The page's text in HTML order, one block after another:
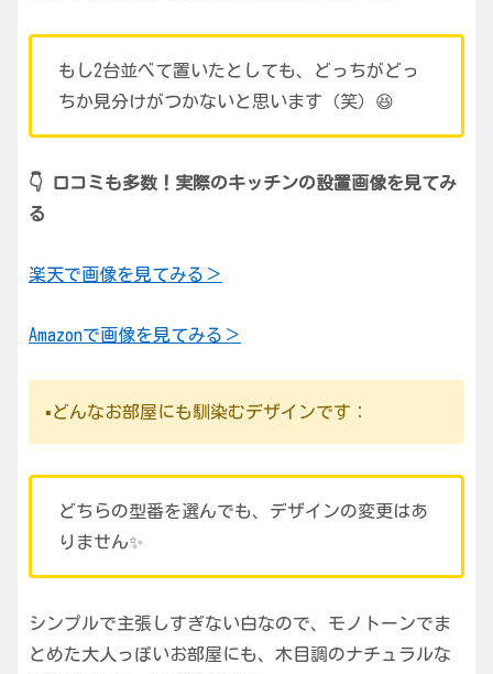
もし2台並べて置いたとしても、どっちがどっ
ちか見分けがつかないと思います（笑）😆
👇 口コミも多数！実際のキッチンの設置画像を見てみ
る
楽天で画像を見てみる＞
Amazonで画像を見てみる＞
▪️どんなお部屋にも馴染むデザインです：
どちらの型番を選んでも、デザインの変更はあ
りません✨
シンプルで主張しすぎない白なので、モノトーンでま
とめた大人っぽいお部屋にも、木目調のナチュラルな